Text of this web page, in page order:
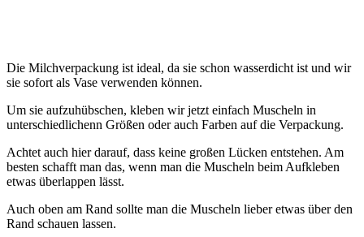
Die Milchverpackung ist ideal, da sie schon wasserdicht ist und wir
sie sofort als Vase verwenden können.
Um sie aufzuhübschen, kleben wir jetzt einfach Muscheln in
unterschiedlichenn Größen oder auch Farben auf die Verpackung.
Achtet auch hier darauf, dass keine großen Lücken entstehen. Am
besten schafft man das, wenn man die Muscheln beim Aufkleben
etwas überlappen lässt.
Auch oben am Rand sollte man die Muscheln lieber etwas über den
Rand schauen lassen.